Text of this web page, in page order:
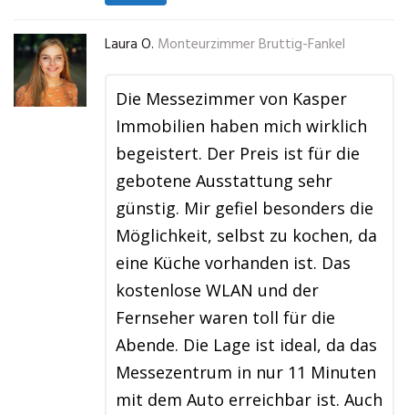
Laura O. Monteurzimmer Bruttig-Fankel
Die Messezimmer von Kasper
Immobilien haben mich wirklich
begeistert. Der Preis ist für die
gebotene Ausstattung sehr
günstig. Mir gefiel besonders die
Möglichkeit, selbst zu kochen, da
eine Küche vorhanden ist. Das
kostenlose WLAN und der
Fernseher waren toll für die
Abende. Die Lage ist ideal, da das
Messezentrum in nur 11 Minuten
mit dem Auto erreichbar ist. Auch